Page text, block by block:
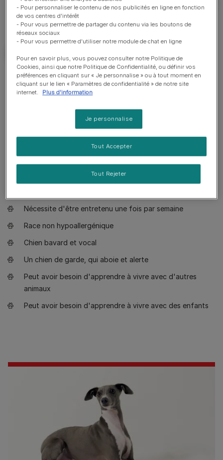
Bon à savoir
Chien adapté à un propriétaire ayant de l'expérience
Education basique requise
Apprécie de marcher une demi-heure par jour
Nécessite d'être entretenu une fois par semaine
Race non hypoallergénique
Chien bavard et vocal
Un chien de garde, qui aboie et alerte
Peut avoir besoin d'apprendre à vivre avec d'autres
animaux
Peut avoir besoin d'apprendre à vivre avec des enfants
- Pour personnaliser le contenu de nos publicités en ligne en fonction
de vos centres d'intérêt
- Pour vous permettre de partager du contenu via les boutons de
réseaux sociaux
- Pour vous permettre d'utiliser notre module de chat en ligne
Pour en savoir plus, vous pouvez consulter notre Politique de
Cookies, ainsi que notre Politique de Confidentialité, ou définir vos
préférences en cliquant sur « Je personnalise » ou à tout moment en
cliquant sur le lien « Paramètres de confidentialité » de notre site
internet.
Plus d'information
Je personnalise
Tout Rejeter
Tout Accepter